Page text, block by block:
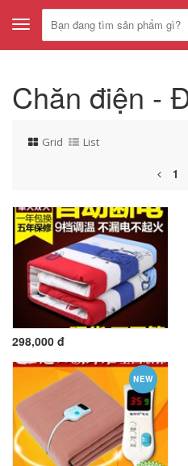
Toggle
navigation
Chăn điện -
Grid List
1
298,000 đ
NEW